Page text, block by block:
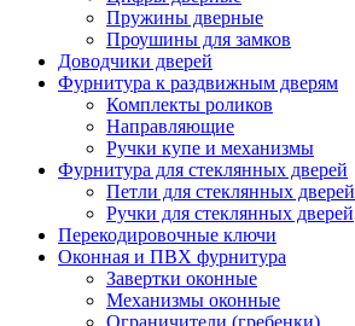
Пружины дверные
Проушины для замков
Доводчики дверей
Фурнитура к раздвижным дверям
Комплекты роликов
Направляющие
Ручки купе и механизмы
Фурнитура для стеклянных дверей
Петли для стеклянных дверей
Ручки для стеклянных дверей
Перекодировочные ключи
Оконная и ПВХ фурнитура
Завертки оконные
Механизмы оконные
Ограничители (гребенки)